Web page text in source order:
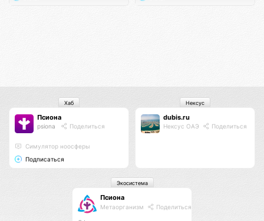
Псиона
psiona Поделиться
Cимулятор ноосферы
Подписаться
Хаб
dubis.ru
Нексус ОАЭ Поделиться
Нексус
Псиона
Метаорганизм Поделиться
Экосистема